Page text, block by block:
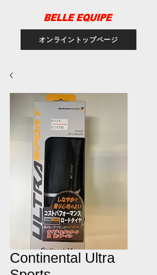
オンライントップページ
Continental Ultra